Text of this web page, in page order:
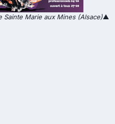
Marie aux Mines (Alsace)▲